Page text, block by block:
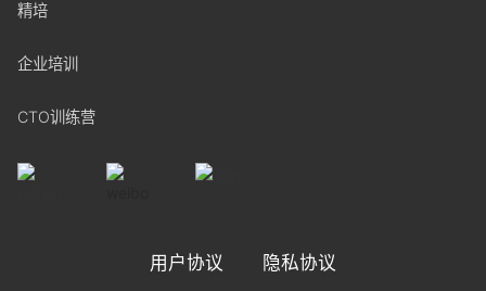
精培
企业培训
CTO训练营
用户协议 隐私协议